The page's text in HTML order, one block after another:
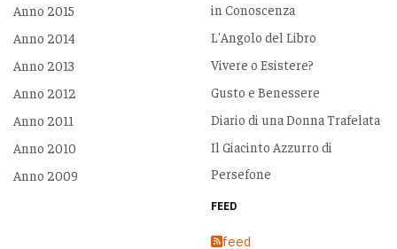
Anno 2015
Anno 2014
Anno 2013
Anno 2012
Anno 2011
Anno 2010
Anno 2009
in Conoscenza
L'Angolo del Libro
Vivere o Esistere?
Gusto e Benessere
Diario di una Donna Trafelata
Il Giacinto Azzurro di
Persefone
FEED
feed